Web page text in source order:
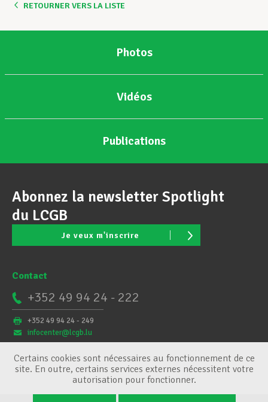
RETOURNER VERS LA LISTE
Photos
Vidéos
Publications
Abonnez la newsletter Spotlight
du LCGB
Je veux m'inscrire
Contact
+352 49 94 24 - 222
+352 49 94 24 - 249
infocenter@lcgb.lu
Certains cookies sont nécessaires au fonctionnement de ce
site. En outre, certains services externes nécessitent votre
autorisation pour fonctionner.